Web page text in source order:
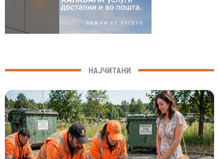
НАЈЧИТАНИ